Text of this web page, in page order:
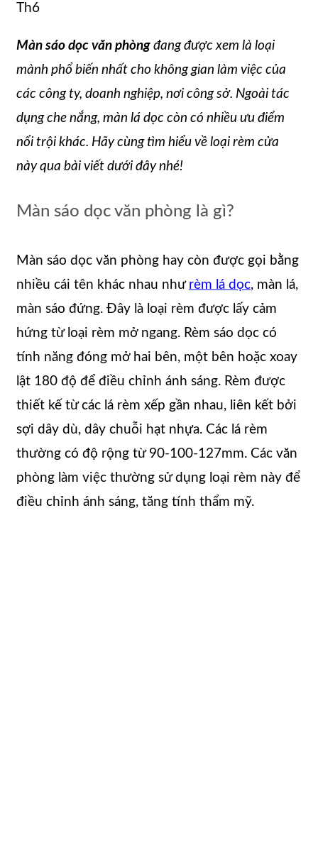
Th6
Màn sáo dọc văn phòng đang được xem là loại
mành phổ biến nhất cho không gian làm việc của
các công ty, doanh nghiệp, nơi công sở. Ngoài tác
dụng che nắng, màn lá dọc còn có nhiều ưu điểm
nổi trội khác. Hãy cùng tìm hiểu về loại rèm cửa
này qua bài viết dưới đây nhé!
Màn sáo dọc văn phòng là gì?
Màn sáo dọc văn phòng hay còn được gọi bằng
nhiều cái tên khác nhau như rèm lá dọc, màn lá,
màn sáo đứng. Đây là loại rèm được lấy cảm
hứng từ loại rèm mở ngang. Rèm sáo dọc có
tính năng đóng mở hai bên, một bên hoặc xoay
lật 180 độ để điều chỉnh ánh sáng. Rèm được
thiết kế từ các lá rèm xếp gần nhau, liên kết bởi
sợi dây dù, dây chuỗi hạt nhựa. Các lá rèm
thường có độ rộng từ 90-100-127mm. Các văn
phòng làm việc thường sử dụng loại rèm này để
điều chỉnh ánh sáng, tăng tính thẩm mỹ.